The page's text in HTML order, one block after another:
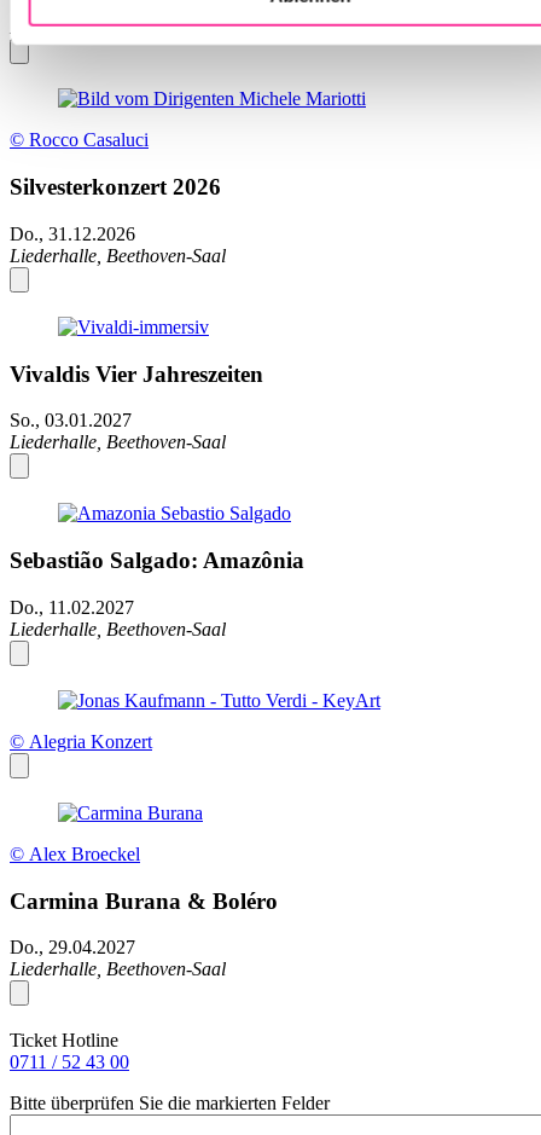
Liederhalle, Beethoven-Saal
© Rocco Casaluci
Silvesterkonzert 2026
Do., 31.12.2026
Liederhalle, Beethoven-Saal
Vivaldis Vier Jahreszeiten
So., 03.01.2027
Liederhalle, Beethoven-Saal
Sebastião Salgado: Amazônia
Do., 11.02.2027
Liederhalle, Beethoven-Saal
© Alegria Konzert
© Alex Broeckel
Carmina Burana & Boléro
Do., 29.04.2027
Liederhalle, Beethoven-Saal
Ticket Hotline
0711 / 52 43 00
Bitte überprüfen Sie die markierten Felder